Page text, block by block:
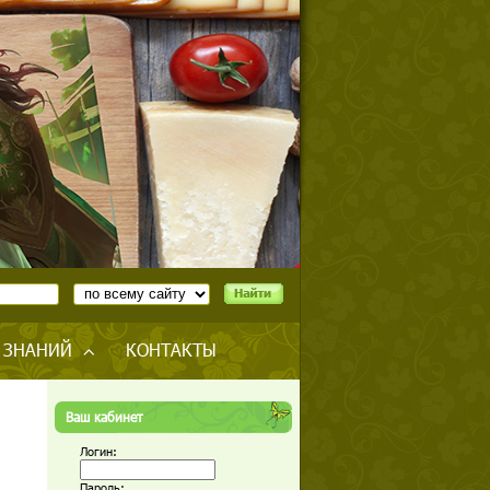
ЗНАНИЙ КОНТАКТЫ
Ваш кабинет
Логин: